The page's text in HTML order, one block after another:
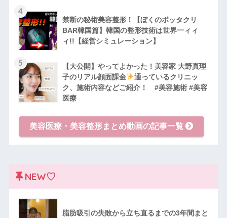
4
禁断の秘術美容整形！【ぼくのボッタクリ
BAR韓国篇】韓国の整形技術は世界一ィィ
ィ!!【経営シミュレーション】
5
【大公開】やってよかった！美容家 大野真理
子のリアル顔面課金
通っているクリニッ
ク、施術内容などご紹介！ #美容施術 #美容
医療
美容医療・美容整形まとめ動画の記事一覧
NEW♡
脂肪吸引の失敗から立ち直るまでの3年間まと